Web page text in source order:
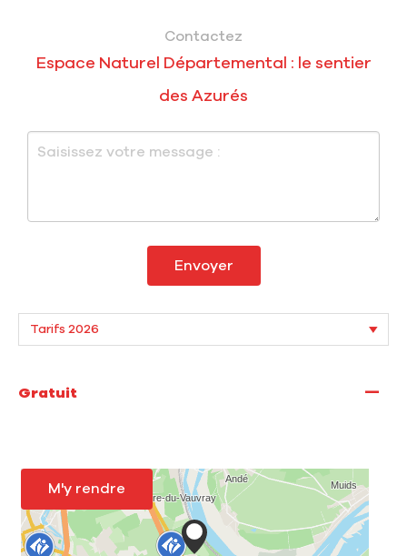
Contactez
Espace Naturel Départemental : le sentier
des Azurés
Envoyer
Gratuit —
M'y rendre